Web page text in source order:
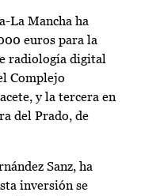
La Mancha ha
euros para la
radiología digital
Complejo
y la tercera en
del Prado, de
Sanz, ha
inversión se